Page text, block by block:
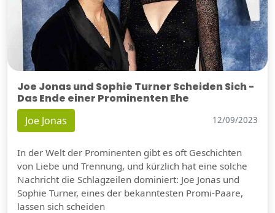
Joe Jonas und Sophie Turner Scheiden Sich -
Das Ende einer Prominenten Ehe
Joe Jonas 12/09/2023
In der Welt der Prominenten gibt es oft Geschichten
von Liebe und Trennung, und kürzlich hat eine solche
Nachricht die Schlagzeilen dominiert: Joe Jonas und
Sophie Turner, eines der bekanntesten Promi-Paare,
lassen sich scheiden